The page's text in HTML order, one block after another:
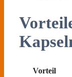
Vorteil